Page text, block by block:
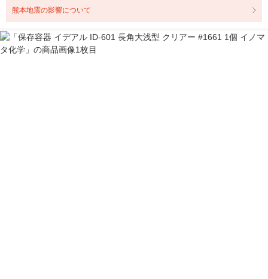
熊本地震の影響について